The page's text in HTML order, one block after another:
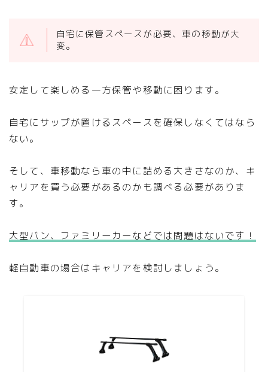
自宅に保管スペースが必要、車の移動が大
変。
安定して楽しめる一方保管や移動に困ります。
自宅にサップが置けるスペースを確保しなくてはなら
ない。
そして、車移動なら車の中に詰める大きさなのか、キ
ャリアを買う必要があるのかも調べる必要がありま
す。
大型バン、ファミリーカーなどでは問題はないです！
軽自動車の場合はキャリアを検討しましょう。